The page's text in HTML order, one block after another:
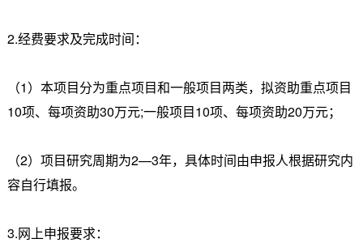
2.经费要求及完成时间：
（1）本项目分为重点项目和一般项目两类，拟资助重点项目
10项、每项资助30万元;一般项目10项、每项资助20万元；
（2）项目研究周期为2—3年，具体时间由申报人根据研究内
容自行填报。
3.网上申报要求：